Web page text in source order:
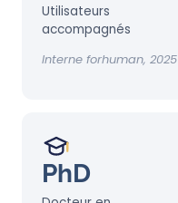
Utilisateurs
accompagnés
Interne forhuman, 2025
PhD